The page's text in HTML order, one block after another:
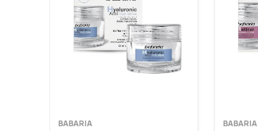
BABARIA BABARIA